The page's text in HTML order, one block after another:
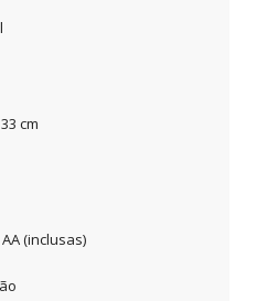
cm
(inclusas)